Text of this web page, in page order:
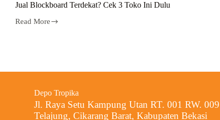
Jual Blockboard Terdekat? Cek 3 Toko Ini Dulu
Read More
Depo Tropika
Jl. Raya Setu Kampung Utan RT. 001 RW. 009
Telajung, Cikarang Barat, Kabupaten Bekasi